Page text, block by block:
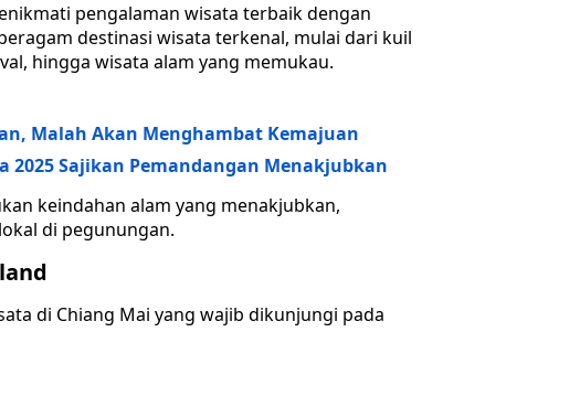
pengalaman wisata terbaik dengan
destinasi wisata terkenal, mulai dari kuil
hingga wisata alam yang memukau.
Malah Akan Menghambat Kemajuan
2025 Sajikan Pemandangan Menakjubkan
keindahan alam yang menakjubkan,
di pegunungan.
di Chiang Mai yang wajib dikunjungi pada